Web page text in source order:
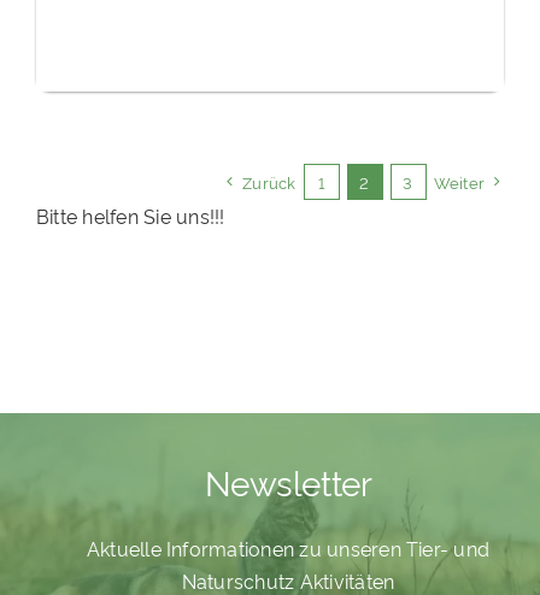
Zurück 1 2 3 Weiter
Bitte helfen Sie uns!!!
Newsletter
Aktuelle Informationen zu unseren Tier- und
Naturschutz Aktivitäten